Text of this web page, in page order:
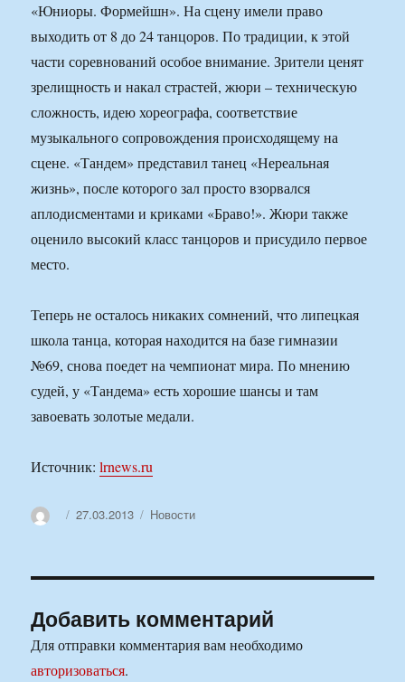
«Юниоры. Формейшн». На сцену имели право
выходить от 8 до 24 танцоров. По традиции, к этой
части соревнований особое внимание. Зрители ценят
зрелищность и накал страстей, жюри – техническую
сложность, идею хореографа, соответствие
музыкального сопровождения происходящему на
сцене. «Тандем» представил танец «Нереальная
жизнь», после которого зал просто взорвался
аплодисментами и криками «Браво!». Жюри также
оценило высокий класс танцоров и присудило первое
место.
Теперь не осталось никаких сомнений, что липецкая
школа танца, которая находится на базе гимназии
№69, снова поедет на чемпионат мира. По мнению
судей, у «Тандема» есть хорошие шансы и там
завоевать золотые медали.
Источник:lrnews.ru
АвторОпубликовано
27.03.2013 Рубрики
Новости
Добавить комментарий
Для отправки комментария вам необходимо
авторизоваться.